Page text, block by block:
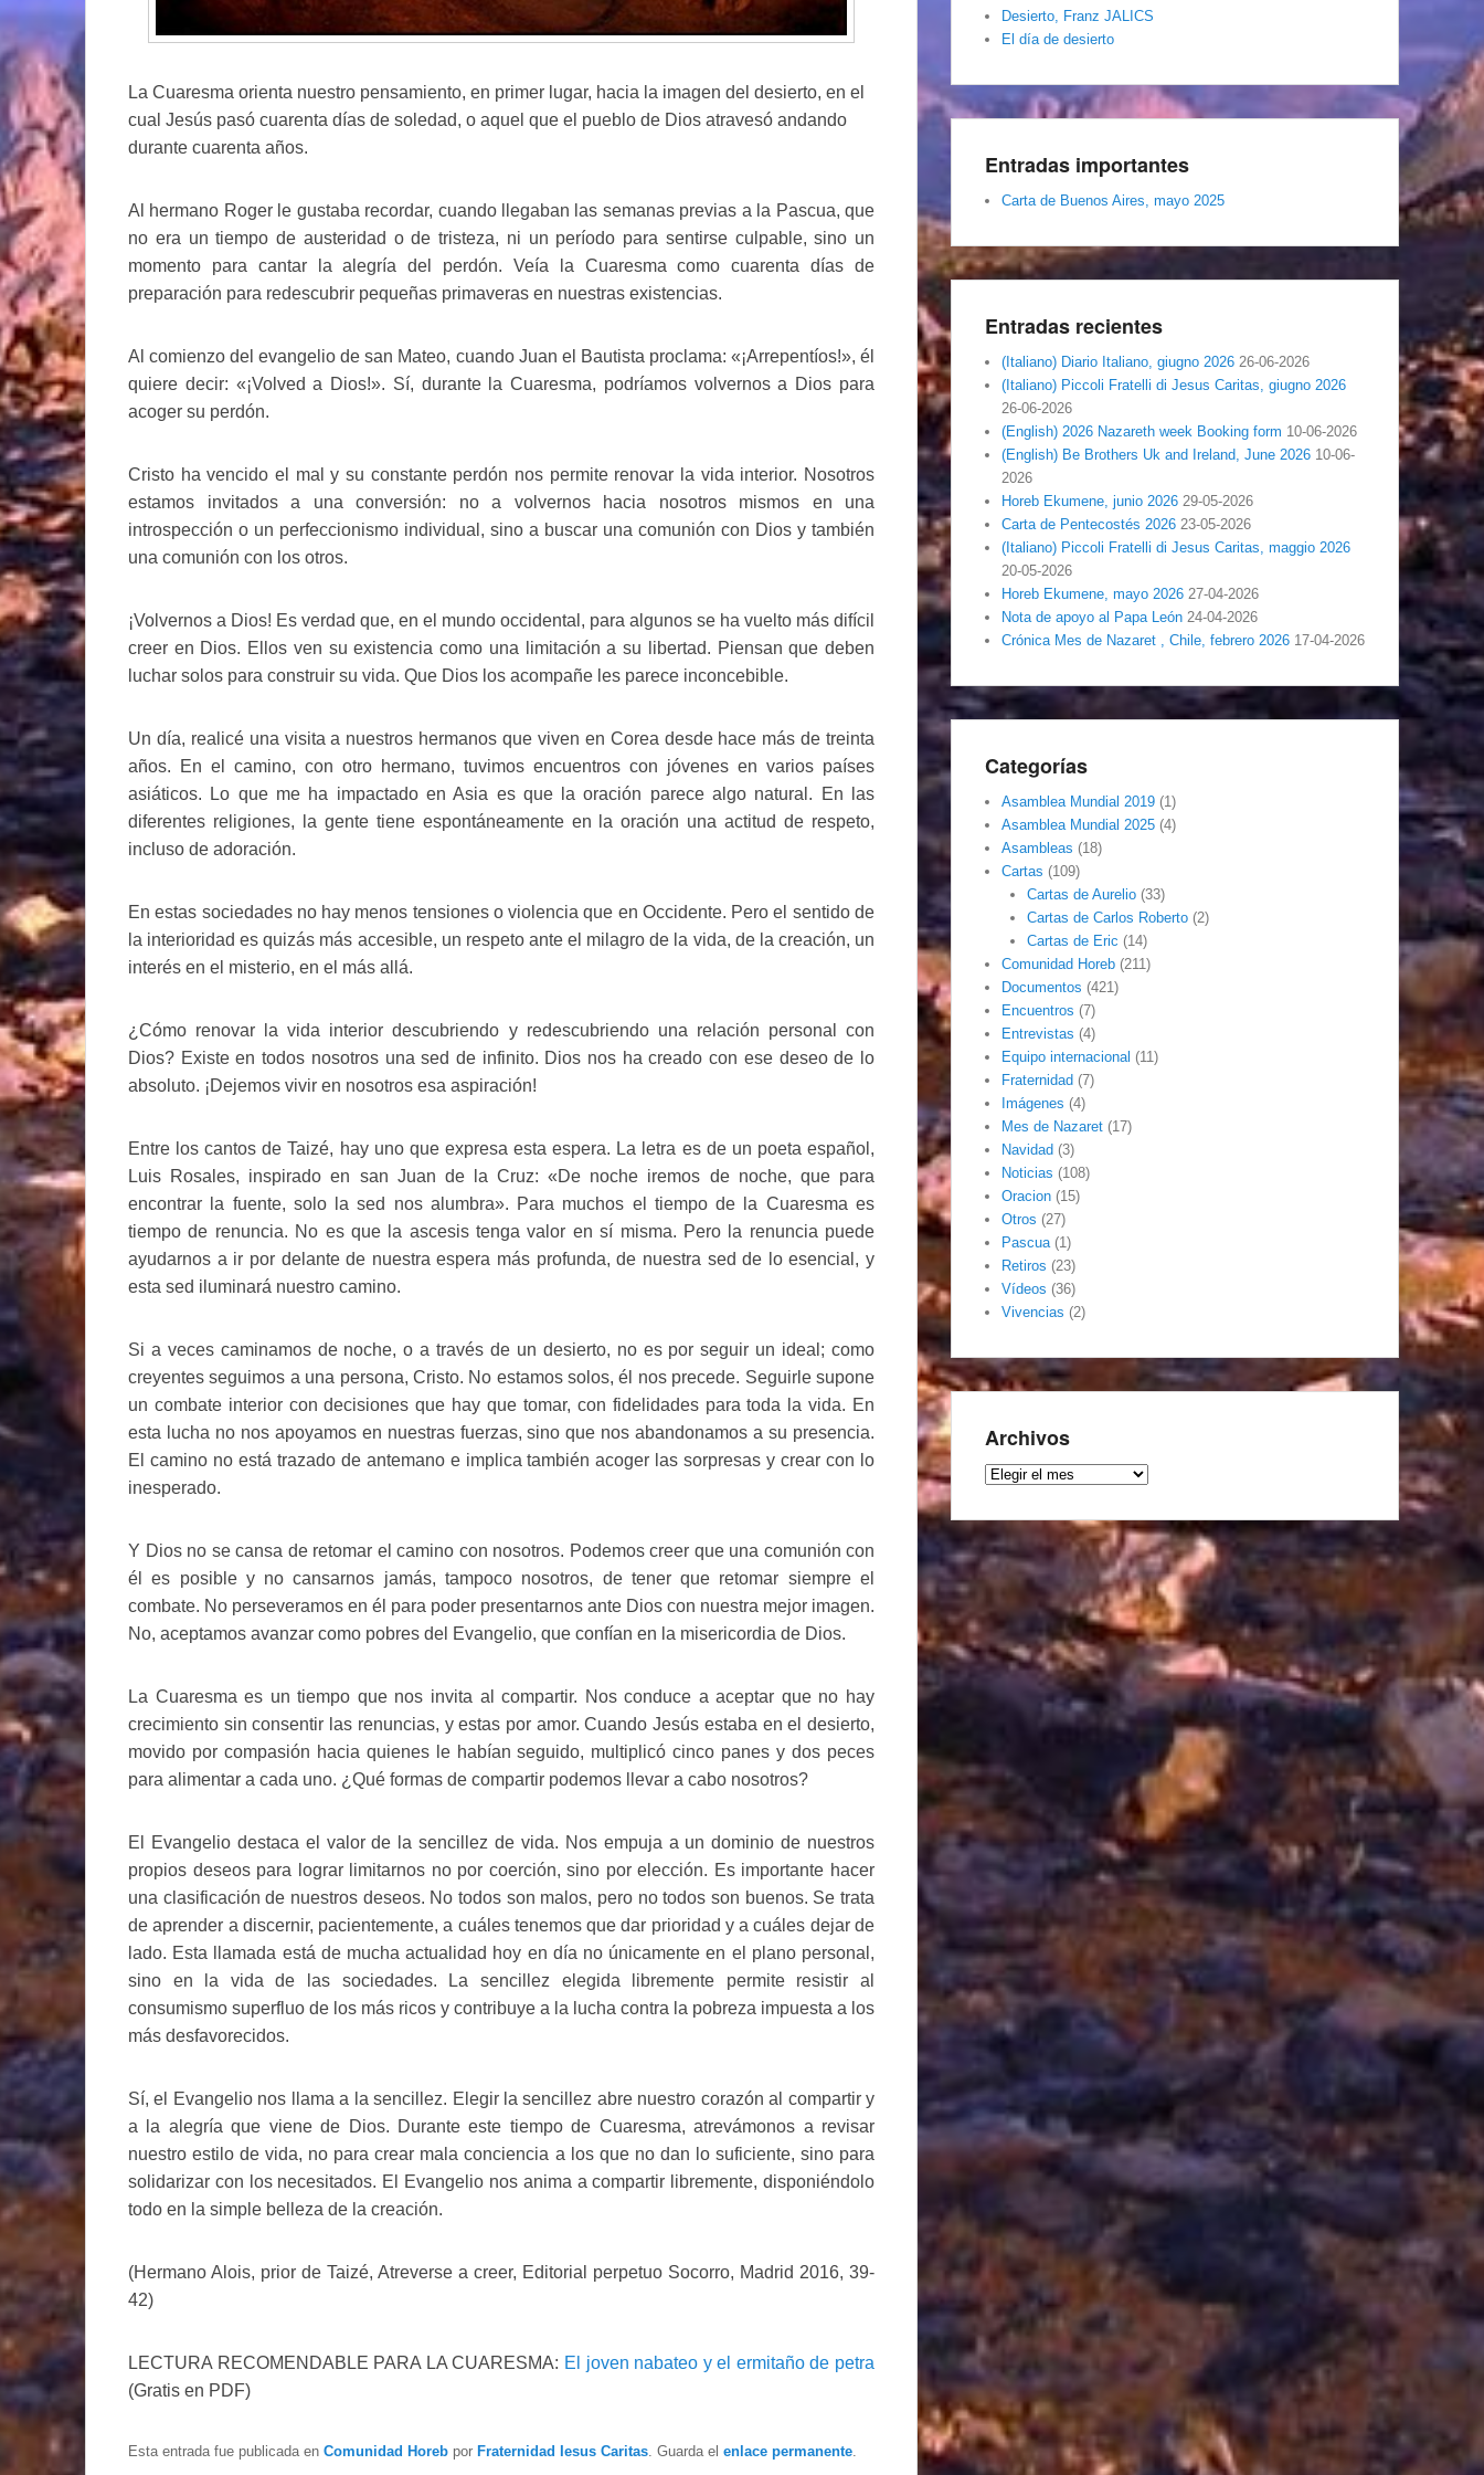
La Cuaresma orienta nuestro pensamiento, en primer lugar, hacia la imagen del desierto, en el
cual Jesús pasó cuarenta días de soledad, o aquel que el pueblo de Dios atravesó andando
durante cuarenta años.
Al hermano Roger le gustaba recordar, cuando llegaban las semanas previas a la Pascua, que
no era un tiempo de austeridad o de tristeza, ni un período para sentirse culpable, sino un
momento para cantar la alegría del perdón. Veía la Cuaresma como cuarenta días de
preparación para redescubrir pequeñas primaveras en nuestras existencias.
Al comienzo del evangelio de san Mateo, cuando Juan el Bautista proclama: «¡Arrepentíos!», él
quiere decir: «¡Volved a Dios!». Sí, durante la Cuaresma, podríamos volvernos a Dios para
acoger su perdón.
Cristo ha vencido el mal y su constante perdón nos permite renovar la vida interior. Nosotros
estamos invitados a una conversión: no a volvernos hacia nosotros mismos en una
introspección o un perfeccionismo individual, sino a buscar una comunión con Dios y también
una comunión con los otros.
¡Volvernos a Dios! Es verdad que, en el mundo occidental, para algunos se ha vuelto más difícil
creer en Dios. Ellos ven su existencia como una limitación a su libertad. Piensan que deben
luchar solos para construir su vida. Que Dios los acompañe les parece inconcebible.
Un día, realicé una visita a nuestros hermanos que viven en Corea desde hace más de treinta
años. En el camino, con otro hermano, tuvimos encuentros con jóvenes en varios países
asiáticos. Lo que me ha impactado en Asia es que la oración parece algo natural. En las
diferentes religiones, la gente tiene espontáneamente en la oración una actitud de respeto,
incluso de adoración.
En estas sociedades no hay menos tensiones o violencia que en Occidente. Pero el sentido de
la interioridad es quizás más accesible, un respeto ante el milagro de la vida, de la creación, un
interés en el misterio, en el más allá.
¿Cómo renovar la vida interior descubriendo y redescubriendo una relación personal con
Dios? Existe en todos nosotros una sed de infinito. Dios nos ha creado con ese deseo de lo
absoluto. ¡Dejemos vivir en nosotros esa aspiración!
Entre los cantos de Taizé, hay uno que expresa esta espera. La letra es de un poeta español,
Luis Rosales, inspirado en san Juan de la Cruz: «De noche iremos de noche, que para
encontrar la fuente, solo la sed nos alumbra». Para muchos el tiempo de la Cuaresma es
tiempo de renuncia. No es que la ascesis tenga valor en sí misma. Pero la renuncia puede
ayudarnos a ir por delante de nuestra espera más profunda, de nuestra sed de lo esencial, y
esta sed iluminará nuestro camino.
Si a veces caminamos de noche, o a través de un desierto, no es por seguir un ideal; como
creyentes seguimos a una persona, Cristo. No estamos solos, él nos precede. Seguirle supone
un combate interior con decisiones que hay que tomar, con fidelidades para toda la vida. En
esta lucha no nos apoyamos en nuestras fuerzas, sino que nos abandonamos a su presencia.
El camino no está trazado de antemano e implica también acoger las sorpresas y crear con lo
inesperado.
Y Dios no se cansa de retomar el camino con nosotros. Podemos creer que una comunión con
él es posible y no cansarnos jamás, tampoco nosotros, de tener que retomar siempre el
combate. No perseveramos en él para poder presentarnos ante Dios con nuestra mejor imagen.
No, aceptamos avanzar como pobres del Evangelio, que confían en la misericordia de Dios.
La Cuaresma es un tiempo que nos invita al compartir. Nos conduce a aceptar que no hay
crecimiento sin consentir las renuncias, y estas por amor. Cuando Jesús estaba en el desierto,
movido por compasión hacia quienes le habían seguido, multiplicó cinco panes y dos peces
para alimentar a cada uno. ¿Qué formas de compartir podemos llevar a cabo nosotros?
El Evangelio destaca el valor de la sencillez de vida. Nos empuja a un dominio de nuestros
propios deseos para lograr limitarnos no por coerción, sino por elección. Es importante hacer
una clasificación de nuestros deseos. No todos son malos, pero no todos son buenos. Se trata
de aprender a discernir, pacientemente, a cuáles tenemos que dar prioridad y a cuáles dejar de
lado. Esta llamada está de mucha actualidad hoy en día no únicamente en el plano personal,
sino en la vida de las sociedades. La sencillez elegida libremente permite resistir al
consumismo superfluo de los más ricos y contribuye a la lucha contra la pobreza impuesta a los
más desfavorecidos.
Sí, el Evangelio nos llama a la sencillez. Elegir la sencillez abre nuestro corazón al compartir y
a la alegría que viene de Dios. Durante este tiempo de Cuaresma, atrevámonos a revisar
nuestro estilo de vida, no para crear mala conciencia a los que no dan lo suficiente, sino para
solidarizar con los necesitados. El Evangelio nos anima a compartir libremente, disponiéndolo
todo en la simple belleza de la creación.
(Hermano Alois, prior de Taizé, Atreverse a creer, Editorial perpetuo Socorro, Madrid 2016, 39-
42)
LECTURA RECOMENDABLE PARA LA CUARESMA: El joven nabateo y el ermitaño de petra
(Gratis en PDF)
Esta entrada fue publicada en Comunidad Horeb por Fraternidad Iesus Caritas . Guarda el enlace permanente
Desierto, Franz JALICS
El día de desierto
Entradas importantes
Carta de Buenos Aires, mayo 2025
Entradas recientes
(Italiano) Diario Italiano, giugno 2026 26-06-2026
(Italiano) Piccoli Fratelli di Jesus Caritas, giugno 2026
26-06-2026
(English) 2026 Nazareth week Booking form 10-06-2026
(English) Be Brothers Uk and Ireland, June 2026 10-06-
2026
Horeb Ekumene, junio 2026 29-05-2026
Carta de Pentecostés 2026 23-05-2026
(Italiano) Piccoli Fratelli di Jesus Caritas, maggio 2026
20-05-2026
Horeb Ekumene, mayo 2026 27-04-2026
Nota de apoyo al Papa León 24-04-2026
Crónica Mes de Nazaret , Chile, febrero 2026 17-04-2026
Categorías
Asamblea Mundial 2019 (1)
Asamblea Mundial 2025 (4)
Asambleas (18)
Cartas (109)
Cartas de Aurelio(33)
Cartas de Carlos Roberto(2)
Cartas de Eric (14)
Comunidad Horeb (211)
Documentos (421)
Encuentros (7)
Entrevistas (4)
Equipo internacional (11)
Fraternidad (7)
Imágenes (4)
Mes de Nazaret (17)
Navidad (3)
Noticias (108)
Oracion (15)
Otros (27)
Pascua(1)
Retiros (23)
Vídeos (36)
Vivencias (2)
Archivos
Archivos